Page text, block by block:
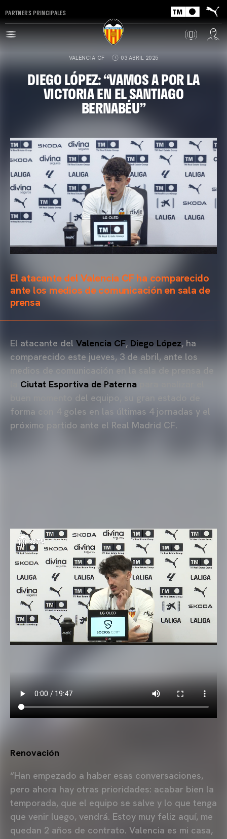
PARTNERS PRINCIPALES
VALENCIA CF 03 ABRIL 2025
DIEGO LÓPEZ: “VAMOS A POR LA
VICTORIA EN EL SANTIAGO
BERNABÉU”
El atacante del Valencia CF ha comparecido
ante los medios de comunicación en sala de
prensa
El atacante del Valencia CF, Diego López, ha
comparecido este jueves, 3 de abril, ante los
medios de comunicación en la sala de prensa de
Ciutat Esportiva de Paterna
buen momento del equipo, su gran estado de
forma con 4 goles en las últimas 4 jornadas y el
próximo partido ante el Real Madrid CF.
Renovación
“Han empezado a haber esas conversaciones,
pero ahora hay otras prioridades: acabar bien la
temporada, que el equipo se salve y lo que tenga
que venir luego, vendrá. Estoy muy feliz aquí, me
quedan 2 años de contrato. Valencia es mi casa,